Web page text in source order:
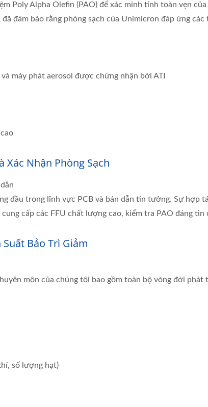
Poly Alpha Olefin (PAO) để xác minh tính toàn vẹn
đảm bảo rằng phòng sạch của Unimicron đáp ứng
máy phát aerosol được chứng nhận bởi ATI
Xác Nhận Phòng Sạch
đầu trong lĩnh vực PCB và bán dẫn tin tưởng. Sự hợp
cấp các FFU chất lượng cao, kiểm tra PAO đáng
Bảo Trì Giảm
môn của chúng tôi bao gồm toàn bộ vòng đời phát
số lượng hạt)